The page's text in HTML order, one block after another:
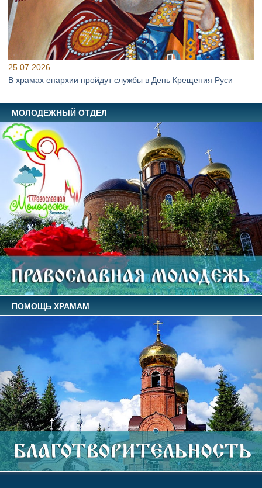
25.07.2026
В храмах епархии пройдут службы в День Крещения Руси
МОЛОДЕЖНЫЙ ОТДЕЛ
ПОМОЩЬ ХРАМАМ